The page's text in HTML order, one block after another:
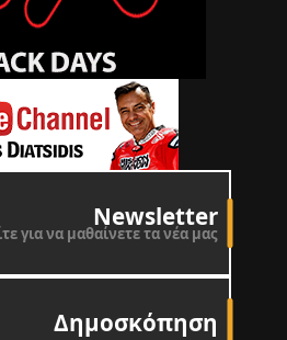
Newsletter
για να μαθαίνετε τα νέα μας
Δημοσκόπηση